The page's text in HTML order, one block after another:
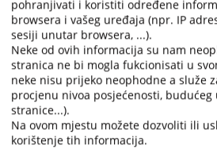
and
select
a
date.
Press
the
question
mark
and
select
a
date.
Press
the
question
mark
Trenutno
pohranjivati i koristiti određene
browsera i vašeg uređaja (npr. IP
sesiji unutar browsera, ...).
Neke od ovih informacija su nam
stranica ne bi mogla fukcionisati u
neke nisu prijeko neophodne a služe
procjenu nivoa posjećenosti, budućeg
stranice...).
Na ovom mjestu možete dozvoliti ili
korištenje tih informacija.